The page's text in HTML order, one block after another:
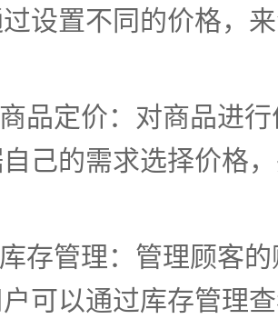
设置不同的价格，
定价：对商品进行
己的需求选择价格
管理：管理顾客的
可以通过库存管理